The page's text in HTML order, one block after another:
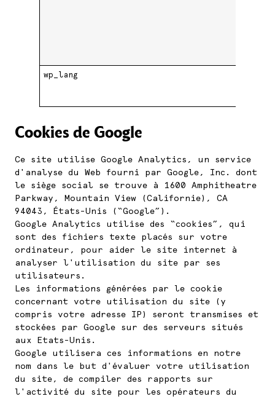
wp_lang
Cookies de Google
Ce site utilise Google Analytics, un service
d'analyse du Web fourni par Google, Inc. dont
le siège social se trouve à 1600 Amphitheatre
Parkway, Mountain View (Californie), CA
94043, États-Unis (“Google”).
Google Analytics utilise des “cookies”, qui
sont des fichiers texte placés sur votre
ordinateur, pour aider le site internet à
analyser l'utilisation du site par ses
utilisateurs.
Les informations générées par le cookie
concernant votre utilisation du site (y
compris votre adresse IP) seront transmises et
stockées par Google sur des serveurs situés
aux Etats-Unis.
Google utilisera ces informations en notre
nom dans le but d'évaluer votre utilisation
du site, de compiler des rapports sur
l'activité du site pour les opérateurs du